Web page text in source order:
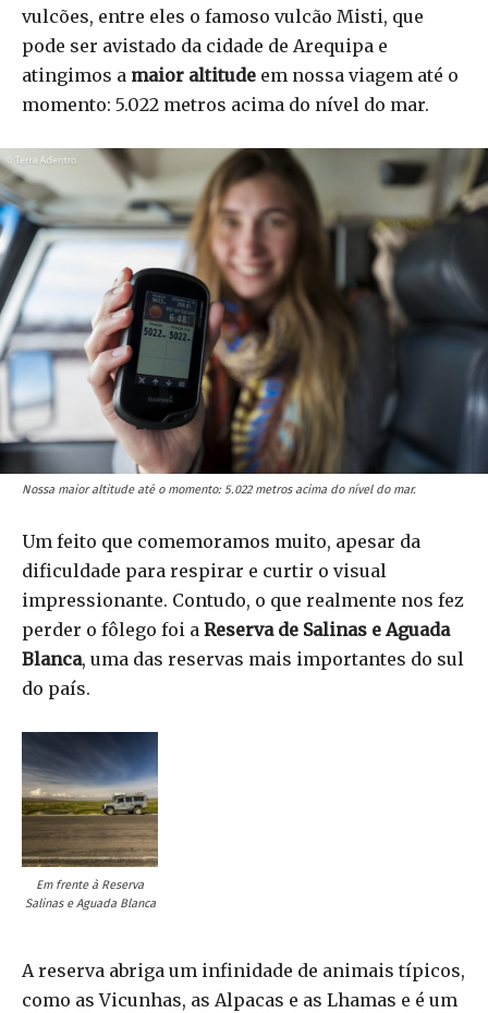
vulcões, entre eles o famoso vulcão Misti, que
pode ser avistado da cidade de Arequipa e
atingimos a maior altitude em nossa viagem até o
momento: 5.022 metros acima do nível do mar.
Nossa maior altitude até o momento: 5.022 metros acima do nível do mar.
Um feito que comemoramos muito, apesar da
dificuldade para respirar e curtir o visual
impressionante. Contudo, o que realmente nos fez
perder o fôlego foi a Reserva de Salinas e Aguada
Blanca, uma das reservas mais importantes do sul
do país.
Em frente à Reserva
Salinas e Aguada Blanca
A reserva abriga um infinidade de animais típicos,
como as Vicunhas, as Alpacas e as Lhamas e é um